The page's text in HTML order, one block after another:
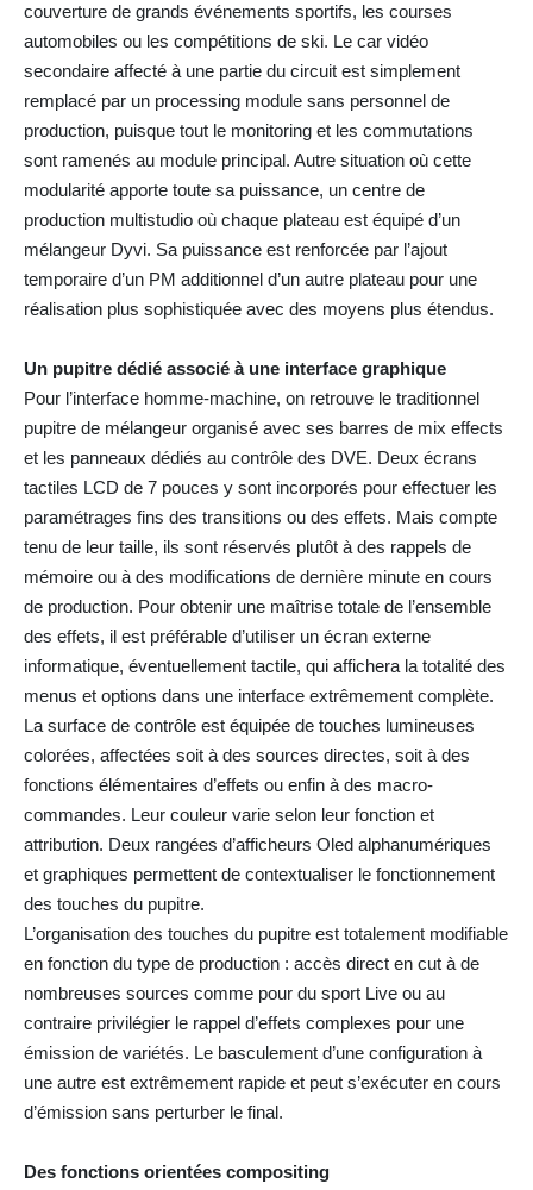
couverture de grands événements sportifs, les courses
automobiles ou les compétitions de ski. Le car vidéo
secondaire affecté à une partie du circuit est simplement
remplacé par un processing module sans personnel de
production, puisque tout le monitoring et les commutations
sont ramenés au module principal. Autre situation où cette
modularité apporte toute sa puissance, un centre de
production multistudio où chaque plateau est équipé d’un
mélangeur Dyvi. Sa puissance est renforcée par l’ajout
temporaire d’un PM additionnel d’un autre plateau pour une
réalisation plus sophistiquée avec des moyens plus étendus.
Un pupitre dédié associé à une interface graphique
Pour l’interface homme-machine, on retrouve le traditionnel
pupitre de mélangeur organisé avec ses barres de mix effects
et les panneaux dédiés au contrôle des DVE. Deux écrans
tactiles LCD de 7 pouces y sont incorporés pour effectuer les
paramétrages fins des transitions ou des effets. Mais compte
tenu de leur taille, ils sont réservés plutôt à des rappels de
mémoire ou à des modifications de dernière minute en cours
de production. Pour obtenir une maîtrise totale de l’ensemble
des effets, il est préférable d’utiliser un écran externe
informatique, éventuellement tactile, qui affichera la totalité des
menus et options dans une interface extrêmement complète.
La surface de contrôle est équipée de touches lumineuses
colorées, affectées soit à des sources directes, soit à des
fonctions élémentaires d’effets ou enfin à des macro-
commandes. Leur couleur varie selon leur fonction et
attribution. Deux rangées d’afficheurs Oled alphanumériques
et graphiques permettent de contextualiser le fonctionnement
des touches du pupitre.
L’organisation des touches du pupitre est totalement modifiable
en fonction du type de production : accès direct en cut à de
nombreuses sources comme pour du sport Live ou au
contraire privilégier le rappel d’effets complexes pour une
émission de variétés. Le basculement d’une configuration à
une autre est extrêmement rapide et peut s’exécuter en cours
d’émission sans perturber le final.
Des fonctions orientées compositing